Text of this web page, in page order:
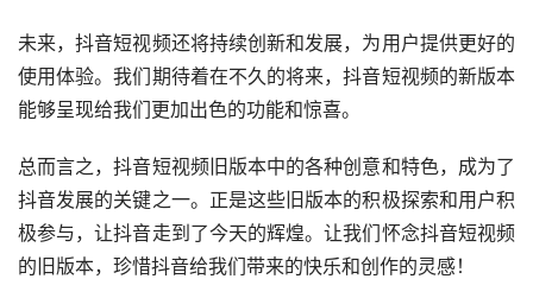
未来，抖音短视频还将持续创新和发展，为用户提供更好的
使用体验。我们期待着在不久的将来，抖音短视频的新版本
能够呈现给我们更加出色的功能和惊喜。
总而言之，抖音短视频旧版本中的各种创意和特色，成为了
抖音发展的关键之一。正是这些旧版本的积极探索和用户积
极参与，让抖音走到了今天的辉煌。让我们怀念抖音短视频
的旧版本，珍惜抖音给我们带来的快乐和创作的灵感！